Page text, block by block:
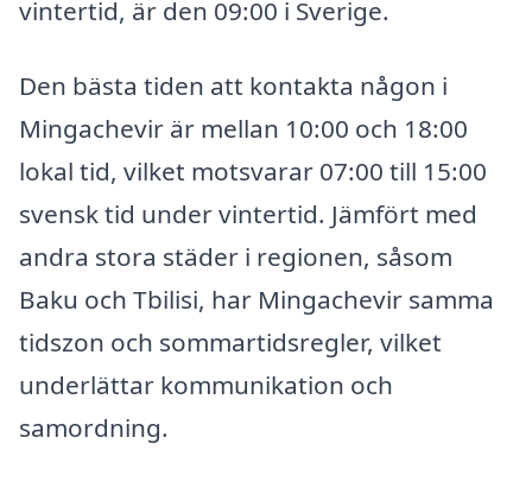
vintertid, är den 09:00 i Sverige.
Den bästa tiden att kontakta någon i
Mingachevir är mellan 10:00 och 18:00
lokal tid, vilket motsvarar 07:00 till 15:00
svensk tid under vintertid. Jämfört med
andra stora städer i regionen, såsom
Baku och Tbilisi, har Mingachevir samma
tidszon och sommartidsregler, vilket
underlättar kommunikation och
samordning.